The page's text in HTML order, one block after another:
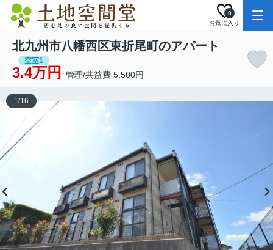
お気に入り
0
北九州市八幡西区東折尾町のアパート
空室1
3.4万円 管理/共益費 5,500円
1/16